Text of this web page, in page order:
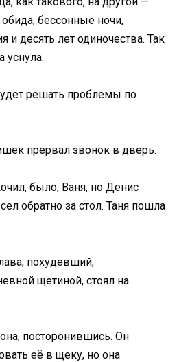
бессонные ночи,
и десять лет одиночества. Так
уснула.
решать проблемы по
прервал звонок в дверь.
было, Ваня, но Денис
обратно за стол. Таня пошла
похудевший,
щетиной, стоял на
посторонившись. Он
её в щеку, но она